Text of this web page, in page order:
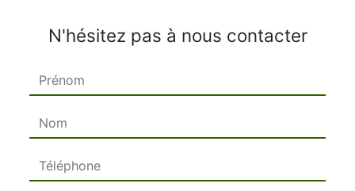
N'hésitez pas à nous contacter